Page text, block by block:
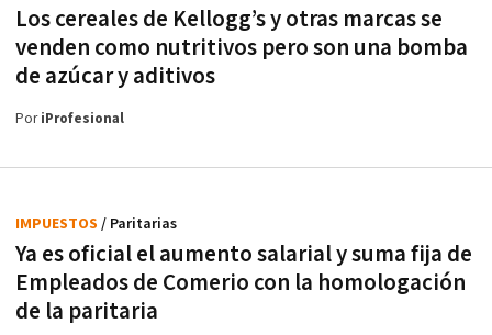
Los cereales de Kellogg’s y otras marcas se
venden como nutritivos pero son una bomba
de azúcar y aditivos
PoriProfesional
Ya es oficial el aumento salarial y suma fija de
Empleados de Comerio con la homologación
de la paritaria
IMPUESTOS / Paritarias